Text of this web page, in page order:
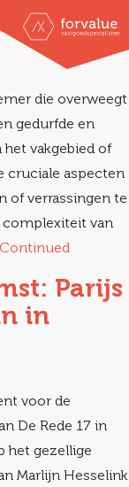
die overweegt
gedurfde en
vakgebied of
cruciale aspecten
of verrassingen te
complexiteit van
Continued
Parijs
in
voor de
De Rede 17 in
het gezellige
Marlijn Hesselink